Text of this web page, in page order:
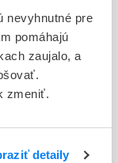
nevyhnutné pre
pomáhajú
zaujalo, a
zmeniť.
detaily